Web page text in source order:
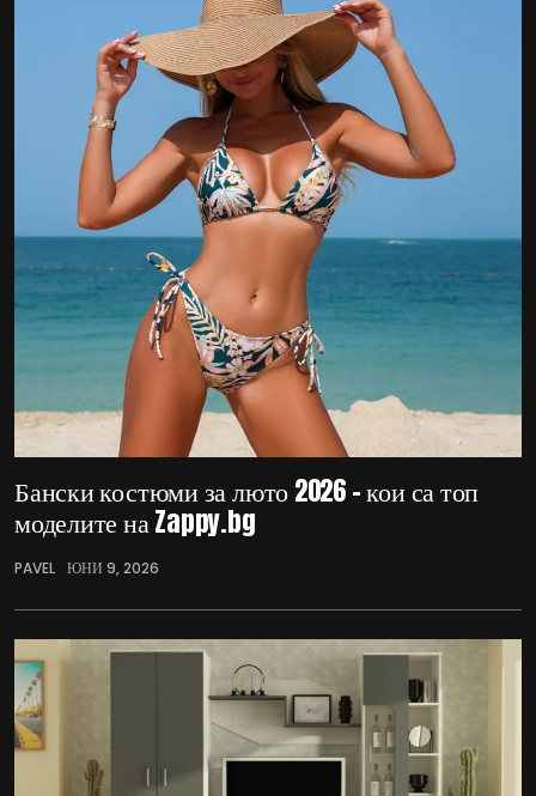
Бански костюми за люто 2026 – кои са топ
моделите на Zappy.bg
PAVEL ЮНИ 9, 2026